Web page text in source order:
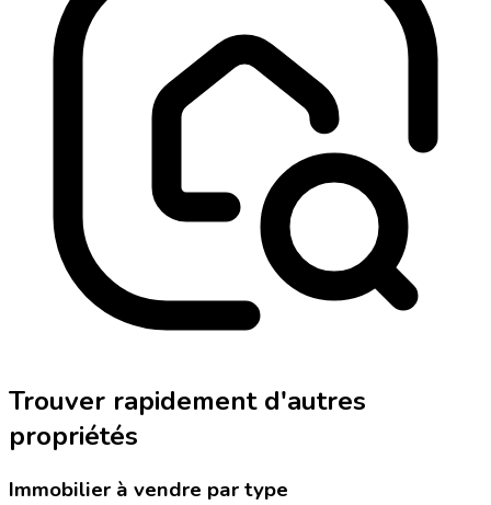
Trouver rapidement d'autres
propriétés
Immobilier à vendre par type